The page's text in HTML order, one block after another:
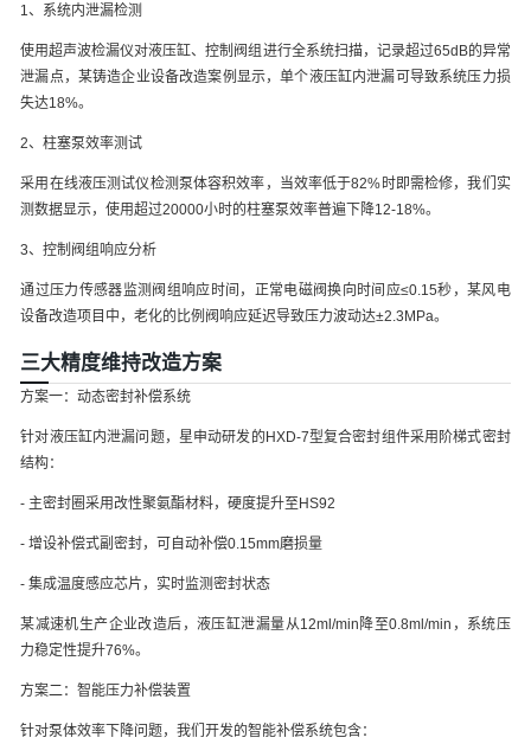
1、系统内泄漏检测
使用超声波检漏仪对液压缸、控制阀组进行全系统扫描，记录超过65dB的异常
泄漏点，某铸造企业设备改造案例显示，单个液压缸内泄漏可导致系统压力损
失达18%。
2、柱塞泵效率测试
采用在线液压测试仪检测泵体容积效率，当效率低于82%时即需检修，我们实
测数据显示，使用超过20000小时的柱塞泵效率普遍下降12-18%。
3、控制阀组响应分析
通过压力传感器监测阀组响应时间，正常电磁阀换向时间应≤0.15秒，某风电
设备改造项目中，老化的比例阀响应延迟导致压力波动达±2.3MPa。
三大精度维持改造方案
方案一：动态密封补偿系统
针对液压缸内泄漏问题，星申动研发的HXD-7型复合密封组件采用阶梯式密封
结构：
- 主密封圈采用改性聚氨酯材料，硬度提升至HS92
- 增设补偿式副密封，可自动补偿0.15mm磨损量
- 集成温度感应芯片，实时监测密封状态
某减速机生产企业改造后，液压缸泄漏量从12ml/min降至0.8ml/min，系统压
力稳定性提升76%。
方案二：智能压力补偿装置
针对泵体效率下降问题，我们开发的智能补偿系统包含：